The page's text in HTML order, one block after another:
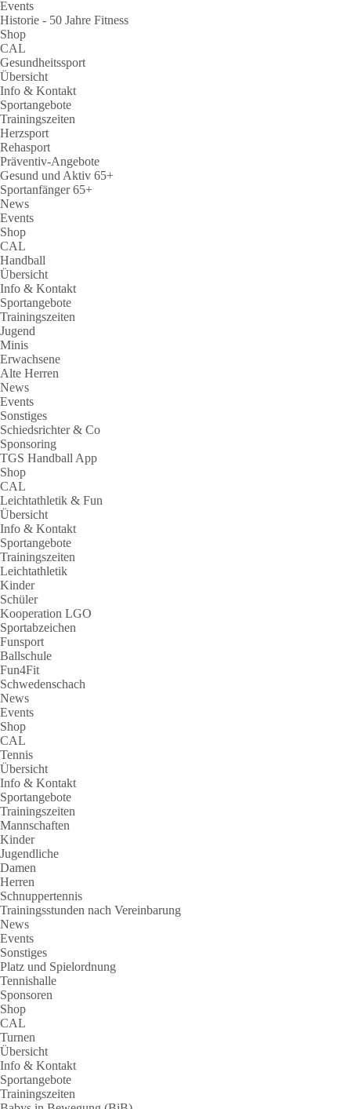
Events
Historie - 50 Jahre Fitness
Shop
CAL
Gesundheitssport
Übersicht
Info & Kontakt
Sportangebote
Trainingszeiten
Herzsport
Rehasport
Präventiv-Angebote
Gesund und Aktiv 65+
Sportanfänger 65+
News
Events
Shop
CAL
Handball
Übersicht
Info & Kontakt
Sportangebote
Trainingszeiten
Jugend
Minis
Erwachsene
Alte Herren
News
Events
Sonstiges
Schiedsrichter & Co
Sponsoring
TGS Handball App
Shop
CAL
Leichtathletik & Fun
Übersicht
Info & Kontakt
Sportangebote
Trainingszeiten
Leichtathletik
Kinder
Schüler
Kooperation LGO
Sportabzeichen
Funsport
Ballschule
Fun4Fit
Schwedenschach
News
Events
Shop
CAL
Tennis
Übersicht
Info & Kontakt
Sportangebote
Trainingszeiten
Mannschaften
Kinder
Jugendliche
Damen
Herren
Schnuppertennis
Trainingsstunden nach Vereinbarung
News
Events
Sonstiges
Platz und Spielordnung
Tennishalle
Sponsoren
Shop
CAL
Turnen
Übersicht
Info & Kontakt
Sportangebote
Trainingszeiten